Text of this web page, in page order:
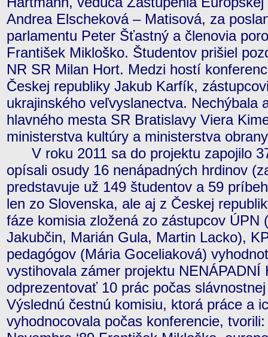
Andrea Elscheková – Matisová, za
parlamentu Peter Šťastný a členovia
František Mikloško. Študentov prišiel
NR SR Milan Hort. Medzi hostí
Českej republiky Jakub Karfík,
ukrajinského veľvyslanectva. Nechýbala
hlavného mesta SR Bratislavy Viera
ministerstva kultúry a ministerstva
V roku 2011 sa do projektu zapojilo
opísali osudy 16 nenápadných hrdinov
predstavuje už 149 študentov a 59
len zo Slovenska, ale aj z Českej
fáze komisia zložená zo zástupcov ÚPN
Jakubčin, Marián Gula, Martin Lacko),
pedagógov (Mária Goceliaková)
vystihovala zámer projektu NENÁPADNÍ
odprezentovať 10 prác počas
Výslednú čestnú komisiu, ktorá práce a
vyhodnocovala počas konferencie,